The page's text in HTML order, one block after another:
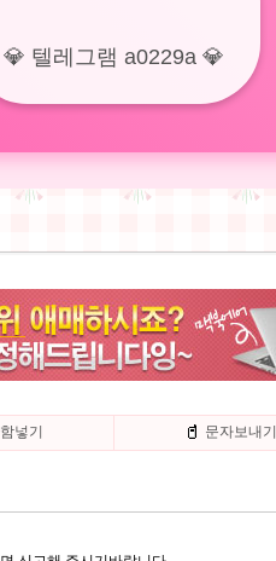
💎 텔레그램 a0229a 💎
넣기 문자보내기